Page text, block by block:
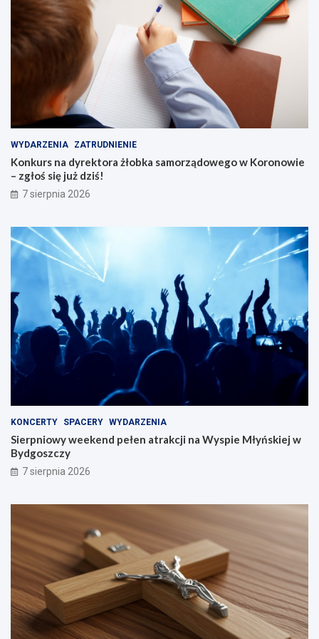
n
WYDARZENIA ZATRUDNIENIE
Konkurs na dyrektora żłobka samorządowego w Koronowie
– zgłoś się już dziś!
7 sierpnia 2026
KONCERTY SPACERY WYDARZENIA
Sierpniowy weekend pełen atrakcji na Wyspie Młyńskiej w
Bydgoszczy
7 sierpnia 2026